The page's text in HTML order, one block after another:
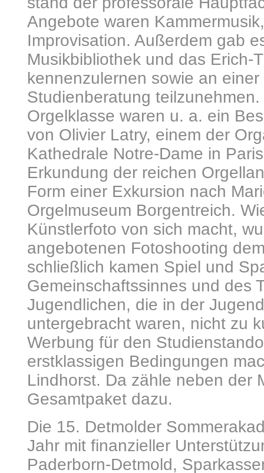
Angebote waren
Improvisation. Außerdem gab
Musikbibliothek und das Erich-
kennenzulernen sowie an
Studienberatung
Orgelklasse waren u. a. ein
von Olivier Latry, einem der
Kathedrale Notre-Dame in
Erkundung der reichen
Form einer Exkursion nach
Orgelmuseum Borgentreich.
Künstlerfoto von sich macht,
angebotenen Fotoshooting
schließlich kamen Spiel und
Gemeinschaftssinnes und des
Jugendlichen, die in der
untergebracht waren, nicht zu
Werbung für den
erstklassigen Bedingungen
Lindhorst. Da zähle neben der
Gesamtpaket dazu.
Die 15. Detmolder
Jahr mit finanzieller
Paderborn-Detmold,